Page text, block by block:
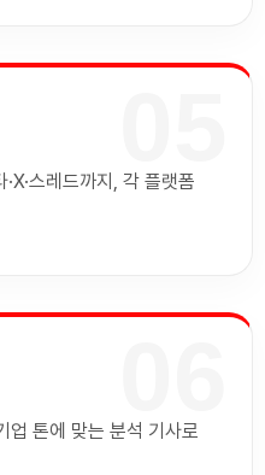
·X·스레드까지, 각 플랫폼
업 톤에 맞는 분석 기사로